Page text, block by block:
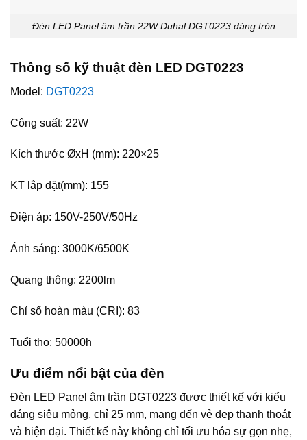
Đèn LED Panel âm trần 22W Duhal DGT0223 dáng tròn
Thông số kỹ thuật đèn LED DGT0223
Model: DGT0223
Công suất: 22W
Kích thước ØxH (mm): 220×25
KT lắp đặt(mm): 155
Điện áp: 150V-250V/50Hz
Ánh sáng: 3000K/6500K
Quang thông: 2200lm
Chỉ số hoàn màu (CRI): 83
Tuổi thọ: 50000h
Ưu điểm nổi bật của đèn
Đèn LED Panel âm trần DGT0223 được thiết kế với kiểu
dáng siêu mỏng, chỉ 25 mm, mang đến vẻ đẹp thanh thoát
và hiện đại. Thiết kế này không chỉ tối ưu hóa sự gọn nhẹ,